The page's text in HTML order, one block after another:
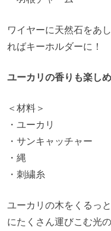
ワイヤーに天然石をあ
ればキーホルダーに！
ユーカリの香りも楽し
＜材料＞
・ユーカリ
・サンキャッチャー
・縄
・刺繍糸
ユーカリの木をくるっ
にたくさん運びこむ光